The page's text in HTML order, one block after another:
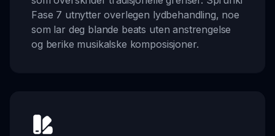
Fase 7 utnytter overlegen lydbehandling, noe
som lar deg blande beats uten anstrengelse
og berike musikalske komposisjoner.